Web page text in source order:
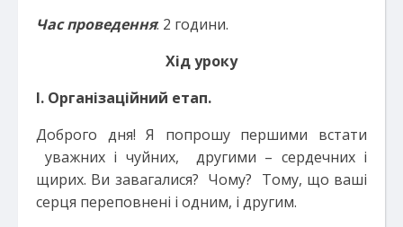
Час проведення: 2 години.
Хід уроку
І. Організаційний етап.
Доброго дня! Я попрошу першими встати
уважних і чуйних, другими – сердечних і
щирих. Ви завагалися? Чому? Тому, що ваші
серця переповнені і одним, і другим.